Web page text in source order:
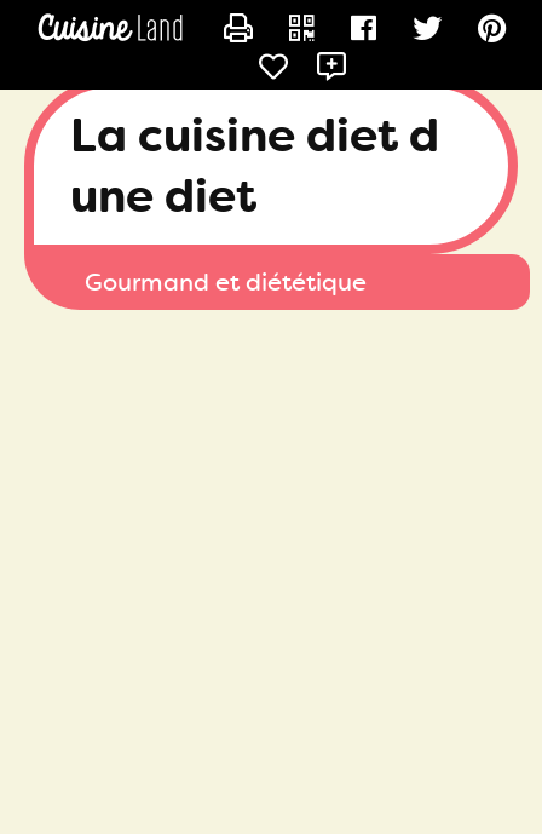
La cuisine diet d
une diet
Gourmand et diététique
CONTACTER KATY_DIÉTÉTICIENNE_67